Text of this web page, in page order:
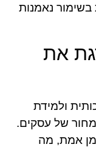
נאמנות
את
ולמידת
של עסקים.
אמת, מה